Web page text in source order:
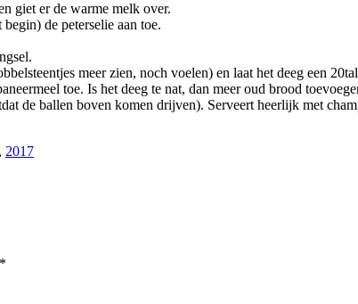
giet er de warme melk over.
de peterselie aan toe.
meer zien, noch voelen) en laat het deeg een
toe. Is het deeg te nat, dan meer oud brood
de ballen boven komen drijven). Serveert heerlijk met
, 2017
*